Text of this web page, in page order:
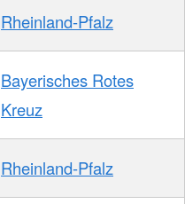
Rheinland-Pfalz
Bayerisches Rotes
Kreuz
Rheinland-Pfalz